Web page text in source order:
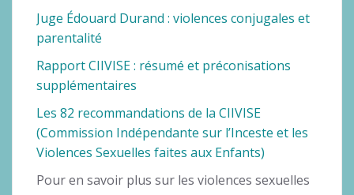
Juge Édouard Durand : violences conjugales et
parentalité
Rapport CIIVISE : résumé et préconisations
supplémentaires
Les 82 recommandations de la CIIVISE
(Commission Indépendante sur l’Inceste et les
Violences Sexuelles faites aux Enfants)
Pour en savoir plus sur les violences sexuelles